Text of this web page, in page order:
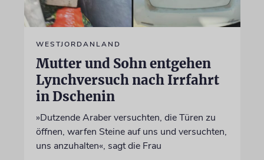
WESTJORDANLAND
Mutter und Sohn entgehen
Lynchversuch nach Irrfahrt
in Dschenin
»Dutzende Araber versuchten, die Türen zu
öffnen, warfen Steine auf uns und versuchten,
uns anzuhalten«, sagt die Frau